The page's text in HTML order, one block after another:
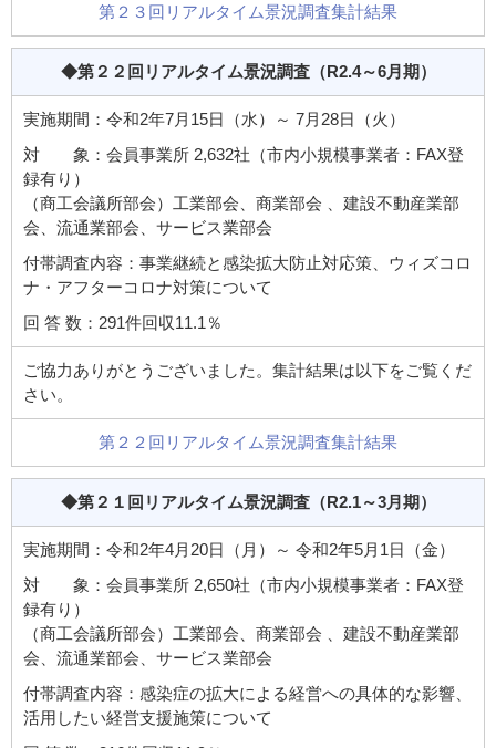
第２３回リアルタイム景況調査集計結果
◆第２２回リアルタイム景況調査（R2.4～6月期）
実施期間：令和2年7月15日（水）～ 7月28日（火）
対 象：会員事業所 2,632社（市内小規模事業者：FAX登
録有り）
（商工会議所部会）工業部会、商業部会 、建設不動産業部
会、流通業部会、サービス業部会
付帯調査内容：事業継続と感染拡大防止対応策、ウィズコロ
ナ・アフターコロナ対策について
回 答 数：291件回収11.1％
ご協力ありがとうございました。集計結果は以下をご覧くだ
さい。
第２２回リアルタイム景況調査集計結果
◆第２１回リアルタイム景況調査（R2.1～3月期）
実施期間：令和2年4月20日（月）～ 令和2年5月1日（金）
対 象：会員事業所 2,650社（市内小規模事業者：FAX登
録有り）
（商工会議所部会）工業部会、商業部会 、建設不動産業部
会、流通業部会、サービス業部会
付帯調査内容：感染症の拡大による経営への具体的な影響、
活用したい経営支援施策について